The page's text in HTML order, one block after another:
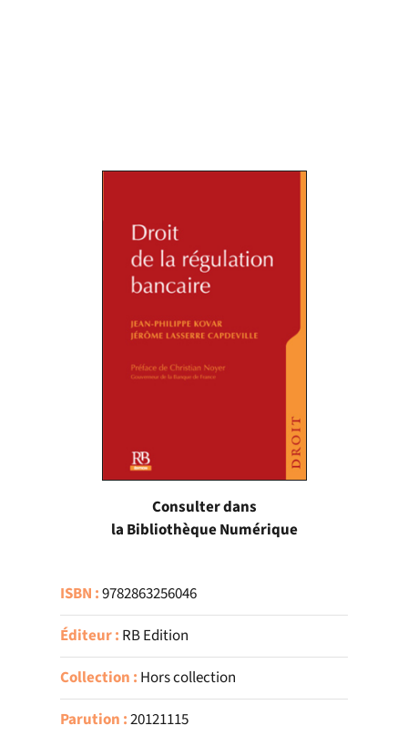
Consulter dans
la Bibliothèque Numérique
ISBN :9782863256046
Éditeur : RB Edition
Collection : Hors collection
Parution :20121115